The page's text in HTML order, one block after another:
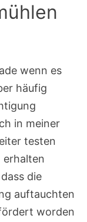
wenn es
häufig
in meiner
testen
erhalten
die
auftauchten
worden